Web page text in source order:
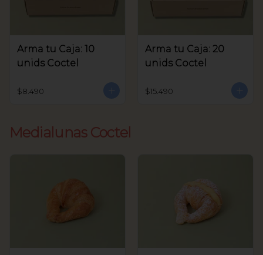
Arma tu Caja: 10
unids Coctel
$8.490
Arma tu Caja: 20
unids Coctel
$15.490
Medialunas Coctel